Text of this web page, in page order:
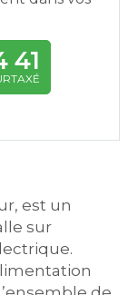
41
est un
sur